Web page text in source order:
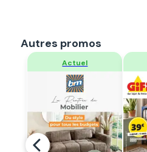
Autres promos
Regarder